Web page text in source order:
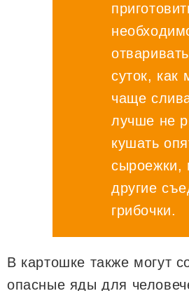
суток, как
чаще
лучше не
кушать
сыроежки,
другие
грибочки.
В картошке также могут
опасные яды для